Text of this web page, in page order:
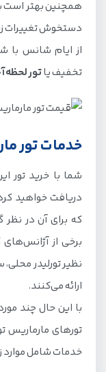
همچنین بهتر است
دستخوش تغییرات
از ایام شانس با
تخفیف یاتور لحظه
خدمات تور
شما با خرید تور
دریافت خواهید
که برای آن در
برخی از
نظیر تورلیدر
ارائه می‌کنند.
با این حال چند
تورهای مارماریس
خدمات شامل موارد